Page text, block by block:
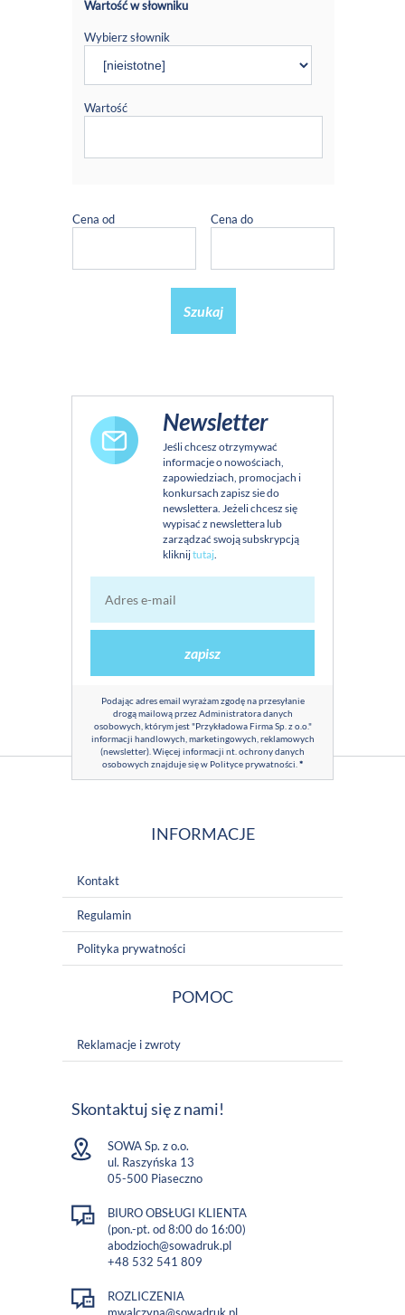
Wartość w słowniku
Wybierz słownik
Wartość
Cena od Cena do
Szukaj
Newsletter
Jeśli chcesz otrzymywać
informacje o nowościach,
zapowiedziach, promocjach i
konkursach zapisz sie do
newslettera. Jeżeli chcesz się
wypisać z newslettera lub
zarządzać swoją subskrypcją
kliknijtutaj.
zapisz
Podając adres email wyrażam zgodę na przesyłanie
drogą mailową przez Administratora danych
osobowych, którym jest "Przykładowa Firma Sp. z o.o."
informacji handlowych, marketingowych, reklamowych
(newsletter). Więcej informacji nt. ochrony danych
osobowych znajduje się w Polityce prywatności *
INFORMACJE
Kontakt
Regulamin
Polityka prywatności
POMOC
Reklamacje i zwroty
Skontaktuj się z nami!
SOWA Sp. z o.o.
ul. Raszyńska 13
05-500 Piaseczno
BIURO OBSŁUGI KLIENTA
(pon.-pt. od 8:00 do 16:00)
abodzioch@sowadruk.pl
+48 532 541 809
ROZLICZENIA